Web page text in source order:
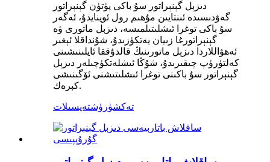
دىزېل گېنېراتور سۇ باكى پۈتۈن گېنېراتور
گەۋدىسىدە ئىنتايىن مۇھىم رول ئوينايدۇ، ئەگەر
سۇ باكى توغرا ئىشلىتىلمىسە، دىزېل ماتورى ۋە
گېنېراتورغا زىيان يەتكۈزىدۇ، شۇنداقلا ئېغىر
ئەھۋاللاردا دىزېل ماتورىنىڭ قالدۇققا ئايلىنىشىنى
كەلتۈرۈپ چىقىرىدۇ، شۇڭا ئىشلەتكۈچىلەر دىزېل
گېنېراتور سۇ باكىنى توغرا ئىشلىتىشنى ئۆگىنىشى
كېرەك.
تەكشۈرۈشتەپسىلات